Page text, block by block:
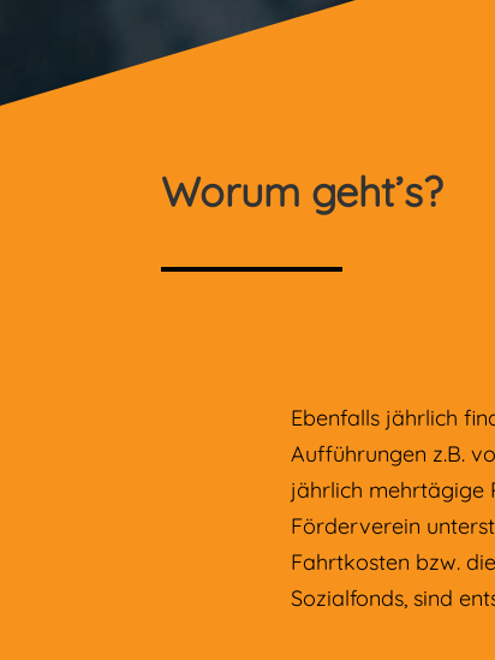
Worum geht’s?
Ebenfalls jährlich
Aufführungen z.B.
jährlich mehrtägige
Förderverein
Fahrtkosten bzw.
Sozialfonds, sind